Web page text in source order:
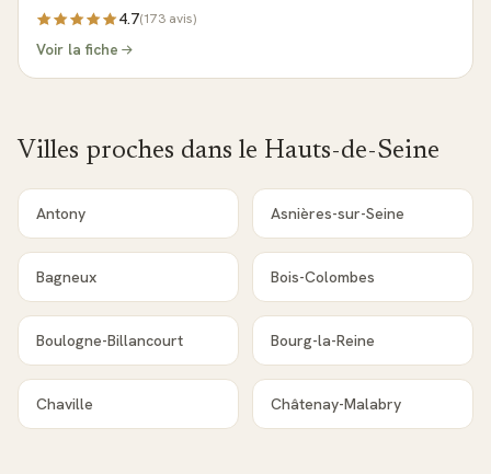
4.7(173 avis)
Voir la fiche
Villes proches dans le Hauts-de-Seine
Antony Asnières-sur-Seine
Bagneux Bois-Colombes
Boulogne-Billancourt Bourg-la-Reine
Chaville Châtenay-Malabry